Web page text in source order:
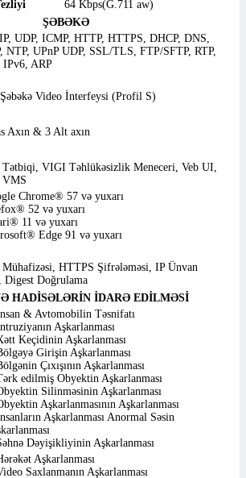
64 Kbps(G.711 aw)
ŞƏBƏKƏ
UDP, ICMP, HTTP, HTTPS, DHCP, DNS,
NTP, UPnP UDP, SSL/TLS, FTP/SFTP, RTP,
IPv6, ARP
Video İnterfeysi (Profil S)
Axın & 3 Alt axın
VIGI Təhlükəsizlik Meneceri, Veb UI,
Chrome® 57 və yuxarı
52 və yuxarı
11 və yuxarı
Edge 91 və yuxarı
Mühafizəsi, HTTPS Şifrələməsi, IP Ünvan
Doğrulama
HADİSƏLƏRİN İDARƏ EDİLMƏSİ
& Avtomobilin Təsnifatı
Aşkarlanması
Keçidinin Aşkarlanması
Girişin Aşkarlanması
Çıxışının Aşkarlanması
edilmiş Obyektin Aşkarlanması
Silinməsinin Aşkarlanması
Aşkarlanmasının Aşkarlanması
Aşkarlanması Anormal Səsin
Dəyişikliyinin Aşkarlanması
Aşkarlanması
Saxlanmanın Aşkarlanması